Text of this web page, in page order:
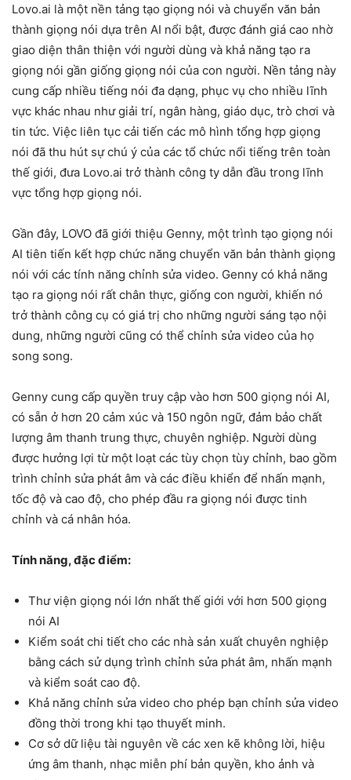
Lovo.ai là một nền tảng tạo giọng nói và chuyển văn bản
thành giọng nói dựa trên AI nổi bật, được đánh giá cao nhờ
giao diện thân thiện với người dùng và khả năng tạo ra
giọng nói gần giống giọng nói của con người. Nền tảng này
cung cấp nhiều tiếng nói đa dạng, phục vụ cho nhiều lĩnh
vực khác nhau như giải trí, ngân hàng, giáo dục, trò chơi và
tin tức. Việc liên tục cải tiến các mô hình tổng hợp giọng
nói đã thu hút sự chú ý của các tổ chức nổi tiếng trên toàn
thế giới, đưa Lovo.ai trở thành công ty dẫn đầu trong lĩnh
vực tổng hợp giọng nói.
Gần đây, LOVO đã giới thiệu Genny, một trình tạo giọng nói
AI tiên tiến kết hợp chức năng chuyển văn bản thành giọng
nói với các tính năng chỉnh sửa video. Genny có khả năng
tạo ra giọng nói rất chân thực, giống con người, khiến nó
trở thành công cụ có giá trị cho những người sáng tạo nội
dung, những người cũng có thể chỉnh sửa video của họ
song song.
Genny cung cấp quyền truy cập vào hơn 500 giọng nói AI,
có sẵn ở hơn 20 cảm xúc và 150 ngôn ngữ, đảm bảo chất
lượng âm thanh trung thực, chuyên nghiệp. Người dùng
được hưởng lợi từ một loạt các tùy chọn tùy chỉnh, bao gồm
trình chỉnh sửa phát âm và các điều khiển để nhấn mạnh,
tốc độ và cao độ, cho phép đầu ra giọng nói được tinh
chỉnh và cá nhân hóa.
Tính năng, đặc điểm:
Thư viện giọng nói lớn nhất thế giới với hơn 500 giọng
nói AI
Kiểm soát chi tiết cho các nhà sản xuất chuyên nghiệp
bằng cách sử dụng trình chỉnh sửa phát âm, nhấn mạnh
và kiểm soát cao độ.
Khả năng chỉnh sửa video cho phép bạn chỉnh sửa video
đồng thời trong khi tạo thuyết minh.
Cơ sở dữ liệu tài nguyên về các xen kẽ không lời, hiệu
ứng âm thanh, nhạc miễn phí bản quyền, kho ảnh và